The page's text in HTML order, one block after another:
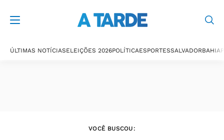
ÚLTIMAS NOTÍCIASELEIÇÕES 2026POLÍTICAESPORTESSALVADORBAHIA
VOCÊ BUSCOU: